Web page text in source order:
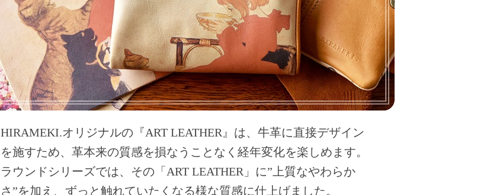
HIRAMEKI.オリジナルの『ART LEATHER』は、牛革に直接デザイン
を施すため、革本来の質感を損なうことなく経年変化を楽しめます。
ラウンドシリーズでは、その「ART LEATHER」に”上質なやわらか
さ”を加え、ずっと触れていたくなる様な質感に仕上げました。